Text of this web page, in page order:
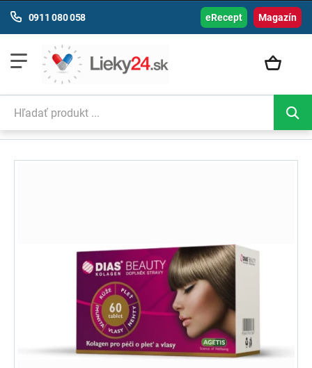
Magazín
0911 080 058 eRecept